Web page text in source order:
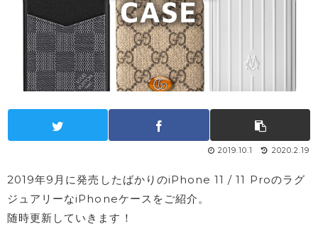
2020.2.19
2019.10.1
2019年9月に発売したばかりのiPhone 11 / 11 Proのラグ
ジュアリーなiPhoneケースをご紹介。
随時更新していきます！